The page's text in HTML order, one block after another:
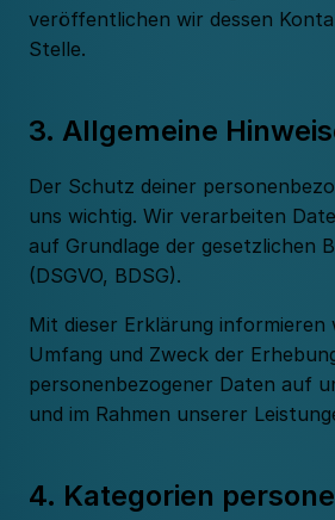
veröffentlichen wir dessen
Stelle.
3. Allgemeine
Der Schutz deiner
uns wichtig. Wir verarbeiten
auf Grundlage der gesetzlichen
(DSGVO, BDSG).
Mit dieser Erklärung informieren
Umfang und Zweck der
personenbezogener Daten auf
und im Rahmen unserer
4. Kategorien